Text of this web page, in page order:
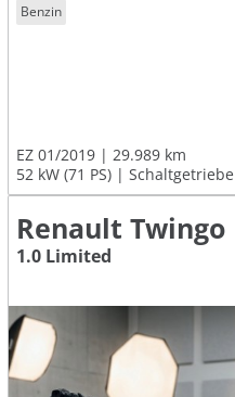
Benzin
EZ 01/2019
29.989 km
52 kW (71 PS)
Schaltgetriebe
Renault Twingo
1.0 Limited